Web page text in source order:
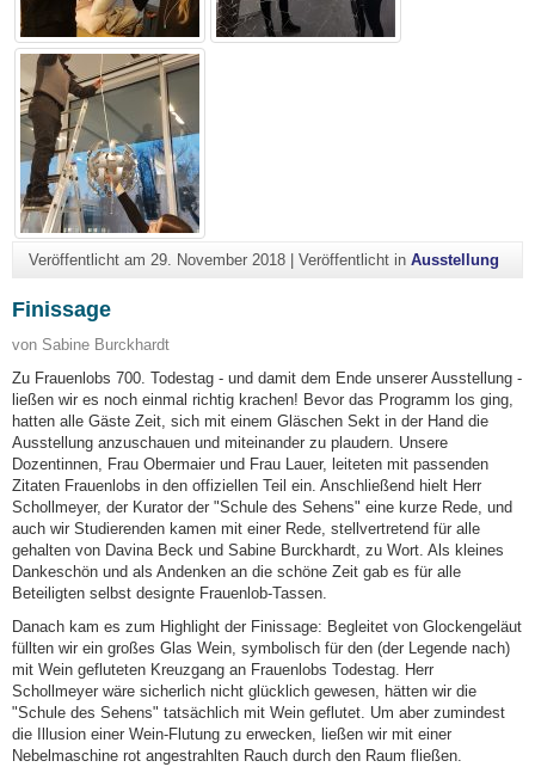
Veröffentlicht am 29. November 2018| Veröffentlicht in Ausstellung
Finissage
von Sabine Burckhardt
Zu Frauenlobs 700. Todestag - und damit dem Ende unserer Ausstellung -
ließen wir es noch einmal richtig krachen! Bevor das Programm los ging,
hatten alle Gäste Zeit, sich mit einem Gläschen Sekt in der Hand die
Ausstellung anzuschauen und miteinander zu plaudern. Unsere
Dozentinnen, Frau Obermaier und Frau Lauer, leiteten mit passenden
Zitaten Frauenlobs in den offiziellen Teil ein. Anschließend hielt Herr
Schollmeyer, der Kurator der "Schule des Sehens" eine kurze Rede, und
auch wir Studierenden kamen mit einer Rede, stellvertretend für alle
gehalten von Davina Beck und Sabine Burckhardt, zu Wort. Als kleines
Dankeschön und als Andenken an die schöne Zeit gab es für alle
Beteiligten selbst designte Frauenlob-Tassen.
Danach kam es zum Highlight der Finissage: Begleitet von Glockengeläut
füllten wir ein großes Glas Wein, symbolisch für den (der Legende nach)
mit Wein gefluteten Kreuzgang an Frauenlobs Todestag. Herr
Schollmeyer wäre sicherlich nicht glücklich gewesen, hätten wir die
"Schule des Sehens" tatsächlich mit Wein geflutet. Um aber zumindest
die Illusion einer Wein-Flutung zu erwecken, ließen wir mit einer
Nebelmaschine rot angestrahlten Rauch durch den Raum fließen.